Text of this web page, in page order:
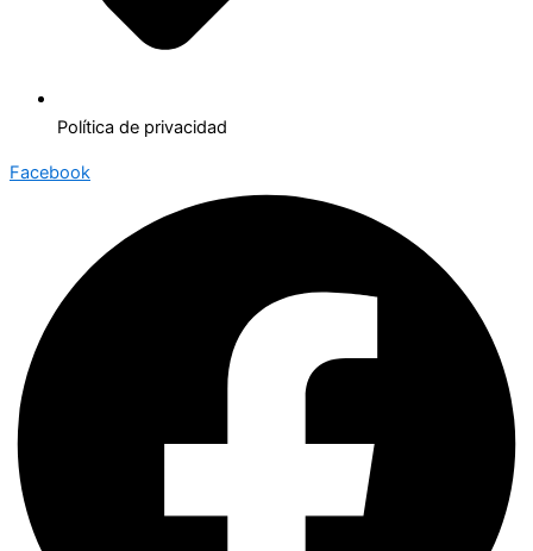
Política de privacidad
Facebook